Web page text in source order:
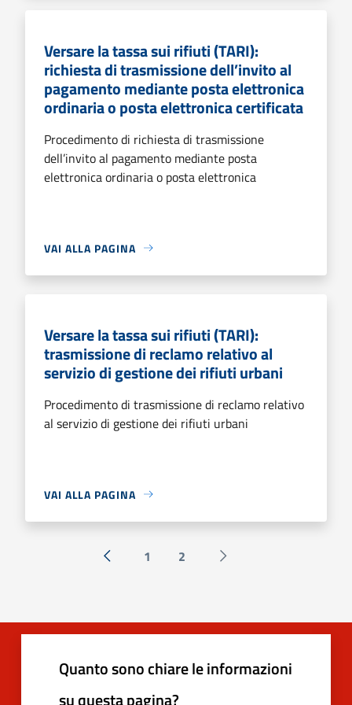
Versare la tassa sui rifiuti (TARI):
richiesta di trasmissione dell’invito al
pagamento mediante posta elettronica
ordinaria o posta elettronica certificata
Procedimento di richiesta di trasmissione
dell’invito al pagamento mediante posta
elettronica ordinaria o posta elettronica
VAI ALLA PAGINA
Versare la tassa sui rifiuti (TARI):
trasmissione di reclamo relativo al
servizio di gestione dei rifiuti urbani
Procedimento di trasmissione di reclamo relativo
al servizio di gestione dei rifiuti urbani
VAI ALLA PAGINA
« Precedente
1 2 Successiva »
Quanto sono chiare le informazioni
su questa pagina?